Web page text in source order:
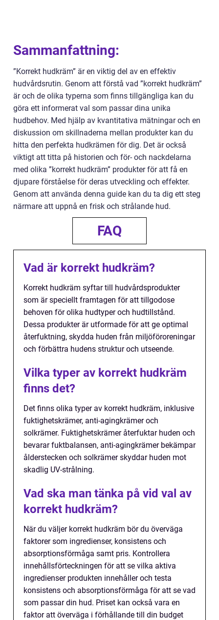
Sammanfattning:
”Korrekt hudkräm” är en viktig del av en effektiv
hudvårdsrutin. Genom att förstå vad ”korrekt hudkräm”
är och de olika typerna som finns tillgängliga kan du
göra ett informerat val som passar dina unika
hudbehov. Med hjälp av kvantitativa mätningar och en
diskussion om skillnaderna mellan produkter kan du
hitta den perfekta hudkrämen för dig. Det är också
viktigt att titta på historien och för- och nackdelarna
med olika ”korrekt hudkräm” produkter för att få en
djupare förståelse för deras utveckling och effekter.
Genom att använda denna guide kan du ta dig ett steg
närmare att uppnå en frisk och strålande hud.
FAQ
Vad är korrekt hudkräm?
Korrekt hudkräm syftar till hudvårdsprodukter
som är speciellt framtagen för att tillgodose
behoven för olika hudtyper och hudtillstånd.
Dessa produkter är utformade för att ge optimal
återfuktning, skydda huden från miljöföroreningar
och förbättra hudens struktur och utseende.
Vilka typer av korrekt hudkräm
finns det?
Det finns olika typer av korrekt hudkräm, inklusive
fuktighetskrämer, anti-agingkrämer och
solkrämer. Fuktighetskrämer återfuktar huden och
bevarar fuktbalansen, anti-agingkrämer bekämpar
ålderstecken och solkrämer skyddar huden mot
skadlig UV-strålning.
Vad ska man tänka på vid val av
korrekt hudkräm?
När du väljer korrekt hudkräm bör du överväga
faktorer som ingredienser, konsistens och
absorptionsförmåga samt pris. Kontrollera
innehållsförteckningen för att se vilka aktiva
ingredienser produkten innehåller och testa
konsistens och absorptionsförmåga för att se vad
som passar din hud. Priset kan också vara en
faktor att överväga i förhållande till din budget